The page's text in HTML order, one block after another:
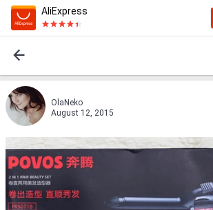
AliExpress
OlaNeko
August 12, 2015